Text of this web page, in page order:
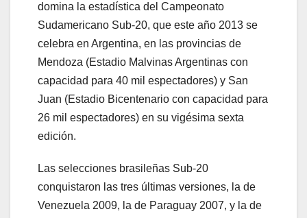
domina la estadística del Campeonato
Sudamericano Sub-20, que este año 2013 se
celebra en Argentina, en las provincias de
Mendoza (Estadio Malvinas Argentinas con
capacidad para 40 mil espectadores) y San
Juan (Estadio Bicentenario con capacidad para
26 mil espectadores) en su vigésima sexta
edición.
Las selecciones brasileñas Sub-20
conquistaron las tres últimas versiones, la de
Venezuela 2009, la de Paraguay 2007, y la de